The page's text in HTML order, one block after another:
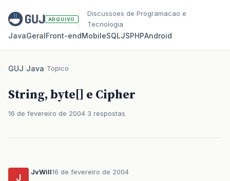
ARQUIVO
Discussoes de Programacao e
Tecnologia
JavaGeralFront‑endMobileSQLJSPHPAndroid
GUJ/Java/Topico
String, byte[] e Cipher
16 de fevereiro de 2004 3 respostas
J
JvWill16 de fevereiro de 2004